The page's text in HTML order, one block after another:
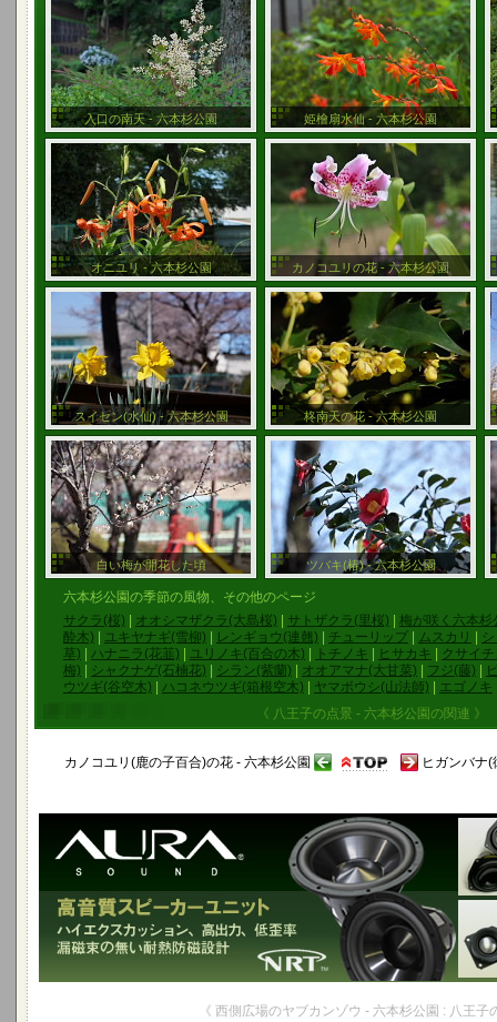
入口の南天 - 六本杉公園 姫檜扇水仙 - 六本杉公園
オニユリ - 六本杉公園 カノコユリの花 - 六本杉公園
スイセン(水仙) - 六本杉公園 柊南天の花 - 六本杉公園
白い梅が開花した頃 ツバキ(椿) - 六本杉公園
六本杉公園の季節の風物、その他のページ
サクラ(桜)
オオシマザクラ(大島桜) サトザクラ(里桜)
梅が咲く六本杉
酔木)
ユキヤナギ(雪柳) レンギョウ(連翹) チューリップ ムスカリ
草)
ハナニラ(花韮) ユリノキ(百合の木) トチノキ ヒサカキ
クサイ
梅)
シャクナゲ(石楠花) シラン(紫蘭) オオアマナ(大甘菜) フジ(藤)
ウツギ(谷空木)
ハコネウツギ(箱根空木) ヤマボウシ(山法師) エゴノキ
《 八王子の点景 - 六本杉公園の関連 》
カノコユリ(鹿の子百合)の花 - 六本杉公園 ヒガンバナ
《 西側広場のヤブカンゾウ - 六本杉公園 : 八王子